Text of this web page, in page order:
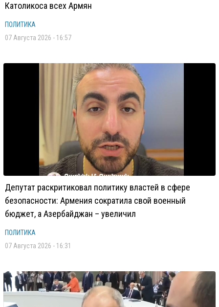
Католикоса всех Армян
ПОЛИТИКА
07 Августа 2026 - 16:57
Депутат раскритиковал политику властей в сфере
безопасности: Армения сократила свой военный
бюджет, а Азербайджан – увеличил
ПОЛИТИКА
07 Августа 2026 - 16:31